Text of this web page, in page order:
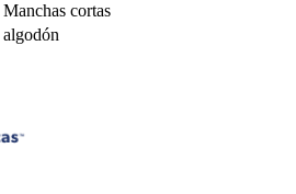
Manchas cortas
algodón